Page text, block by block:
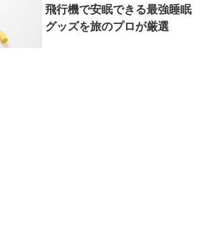
飛行機で安眠できる最強睡眠
グッズを旅のプロが厳選